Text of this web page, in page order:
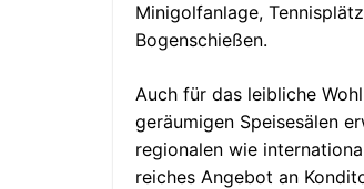
Minigolfanlage,
Bogenschießen.
Auch für das leibliche
geräumigen Speisesälen
regionalen wie
reiches Angebot an